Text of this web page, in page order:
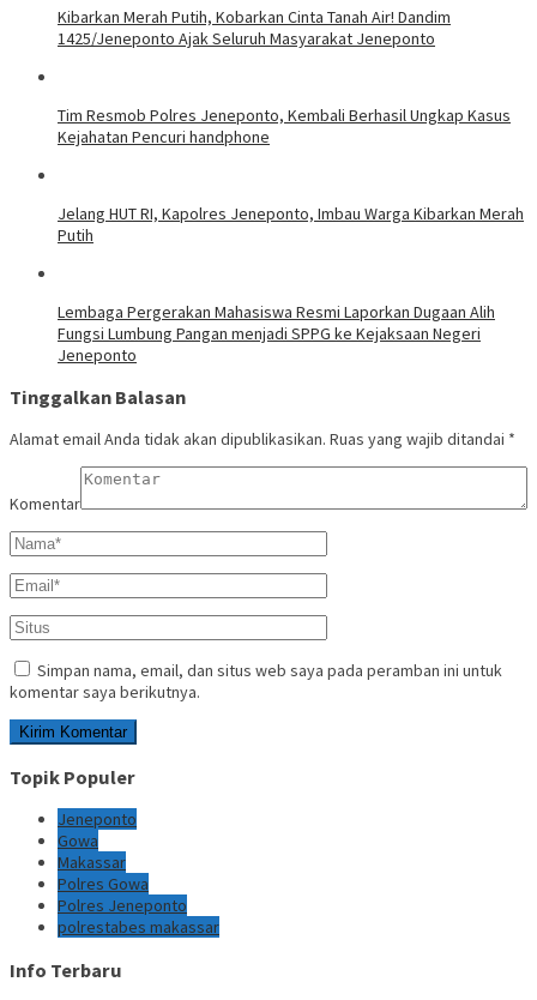
Kibarkan Merah Putih, Kobarkan Cinta Tanah Air! Dandim
1425/Jeneponto Ajak Seluruh Masyarakat Jeneponto
Tim Resmob Polres Jeneponto, Kembali Berhasil Ungkap Kasus
Kejahatan Pencuri handphone
Jelang HUT RI, Kapolres Jeneponto, Imbau Warga Kibarkan Merah
Putih
Lembaga Pergerakan Mahasiswa Resmi Laporkan Dugaan Alih
Fungsi Lumbung Pangan menjadi SPPG ke Kejaksaan Negeri
Jeneponto
Tinggalkan Balasan
Alamat email Anda tidak akan dipublikasikan. Ruas yang wajib ditandai *
Komentar
Simpan nama, email, dan situs web saya pada peramban ini untuk
komentar saya berikutnya.
Topik Populer
Jeneponto
Gowa
Makassar
Polres Gowa
Polres Jeneponto
polrestabes makassar
Info Terbaru